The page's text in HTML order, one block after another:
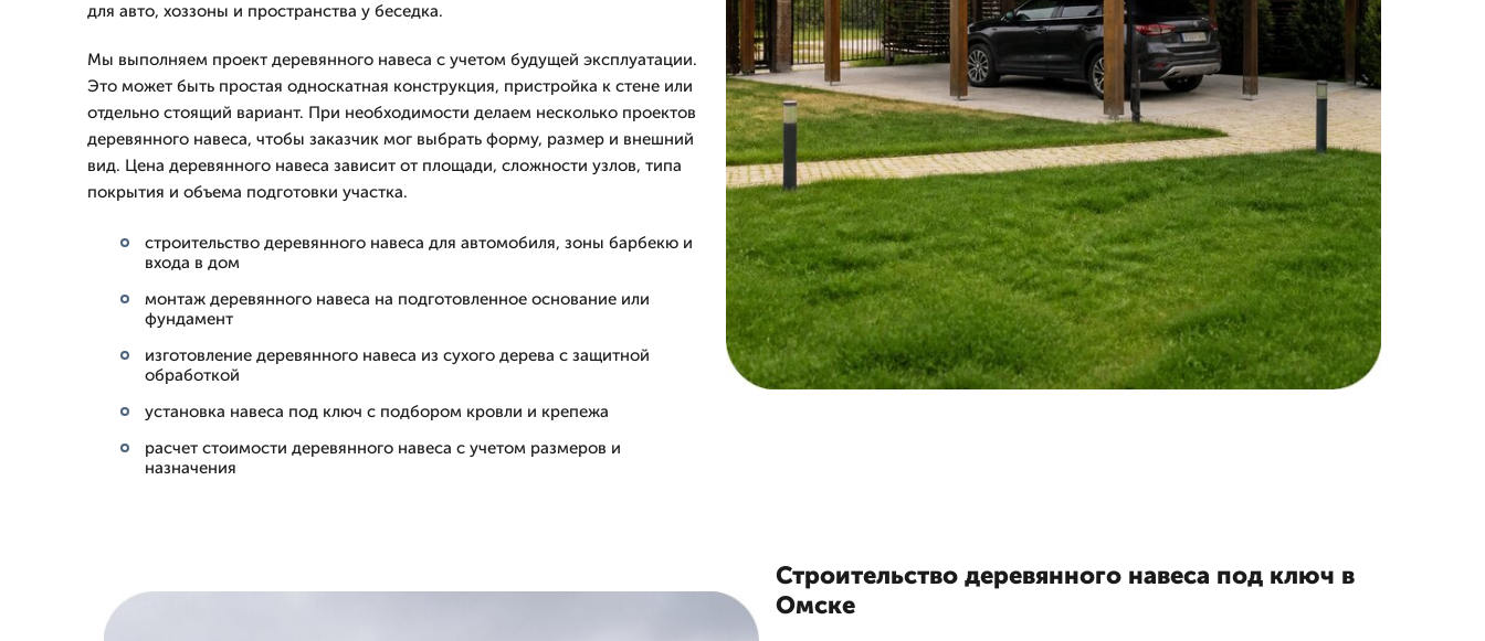
для авто, хоззоны и пространства у беседка.
Мы выполняем проект деревянного навеса с учетом будущей эксплуатации.
Это может быть простая односкатная конструкция, пристройка к стене или
отдельно стоящий вариант. При необходимости делаем несколько проектов
деревянного навеса, чтобы заказчик мог выбрать форму, размер и внешний
вид. Цена деревянного навеса зависит от площади, сложности узлов, типа
покрытия и объема подготовки участка.
строительство деревянного навеса для автомобиля, зоны барбекю и
входа в дом
монтаж деревянного навеса на подготовленное основание или
фундамент
изготовление деревянного навеса из сухого дерева с защитной
обработкой
установка навеса под ключ с подбором кровли и крепежа
расчет стоимости деревянного навеса с учетом размеров и
назначения
Строительство деревянного навеса под ключ в
Омске